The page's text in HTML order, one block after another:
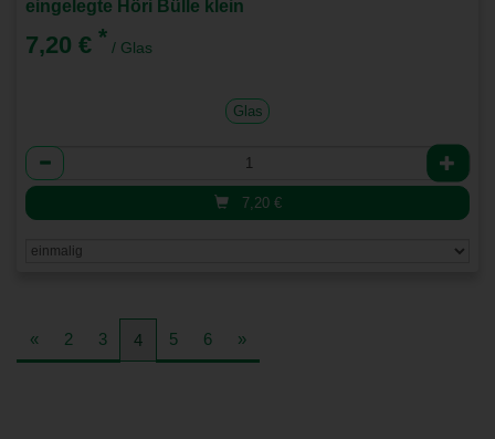
eingelegte Höri Bülle klein
7,20 € * / Glas
Glas
Anzahl
7,20 €
« 2 3 4 5 6 »